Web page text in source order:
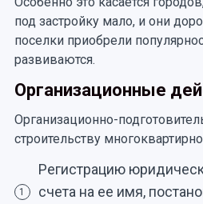
под застройку мало, и они
поселки приобрели
развиваются.
Организационные
Организационно-
строительству
1
Регистрацию
счета на ее имя,